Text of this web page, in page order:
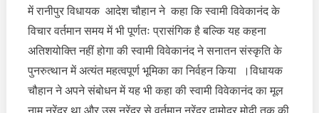
में रानीपुर विधायक आदेश चौहान ने कहा कि स्वामी विवेकानंद के
विचार वर्तमान समय में भी पूर्णतः प्रासंगिक है बल्कि यह कहना
अतिशयोक्ति नहीं होगा की स्वामी विवेकानंद ने सनातन संस्कृति के
पुनरुत्थान में अत्यंत महत्वपूर्ण भूमिका का निर्वहन किया ।विधायक
चौहान ने अपने संबोधन में यह भी कहा की स्वामी विवेकानंद का मूल